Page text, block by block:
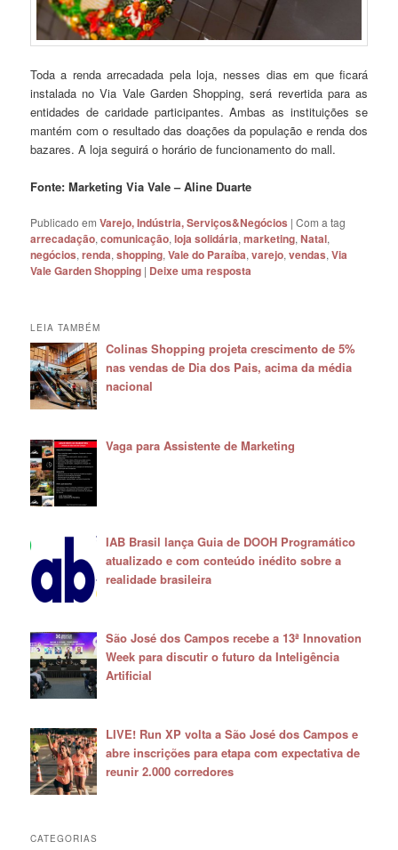
Toda a renda arrecadada pela loja, nesses dias em que ficará
instalada no Via Vale Garden Shopping, será revertida para as
entidades de caridade participantes. Ambas as instituições se
mantém com o resultado das doações da população e renda dos
bazares. A loja seguirá o horário de funcionamento do mall.
Fonte: Marketing Via Vale – Aline Duarte
Publicado em Varejo, Indústria, Serviços&Negócios |Com a tag
arrecadação,comunicação,loja solidária,marketing,Natal,
negócios,renda,shopping,Vale do Paraíba,varejo,vendas,Via
Vale Garden Shopping | Deixe uma resposta
LEIA TAMBÉM
Colinas Shopping projeta crescimento de 5%
nas vendas de Dia dos Pais, acima da média
nacional
Vaga para Assistente de Marketing
IAB Brasil lança Guia de DOOH Programático
atualizado e com conteúdo inédito sobre a
realidade brasileira
São José dos Campos recebe a 13ª Innovation
Week para discutir o futuro da Inteligência
Artificial
LIVE! Run XP volta a São José dos Campos e
abre inscrições para etapa com expectativa de
reunir 2.000 corredores
CATEGORIAS